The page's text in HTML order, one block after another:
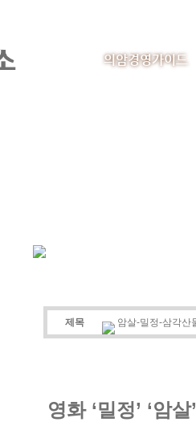
의암경영가이드
제목 암살-밀정-삼각산
영화 ‘밀정’ ‘암